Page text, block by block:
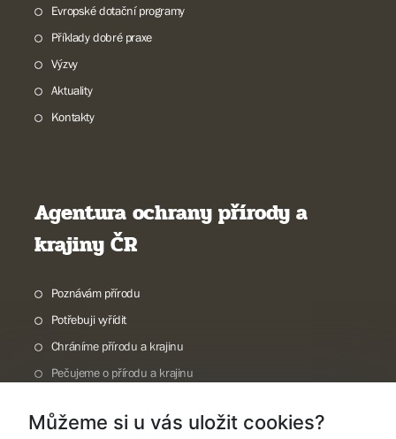
Evropské dotační programy
Příklady dobré praxe
Výzvy
Aktuality
Kontakty
Agentura ochrany přírody a
krajiny ČR
Poznávám přírodu
Potřebuji vyřídit
Chráníme přírodu a krajinu
Pečujeme o přírodu a krajinu
O nás
Můžeme si u vás uložit cookies?